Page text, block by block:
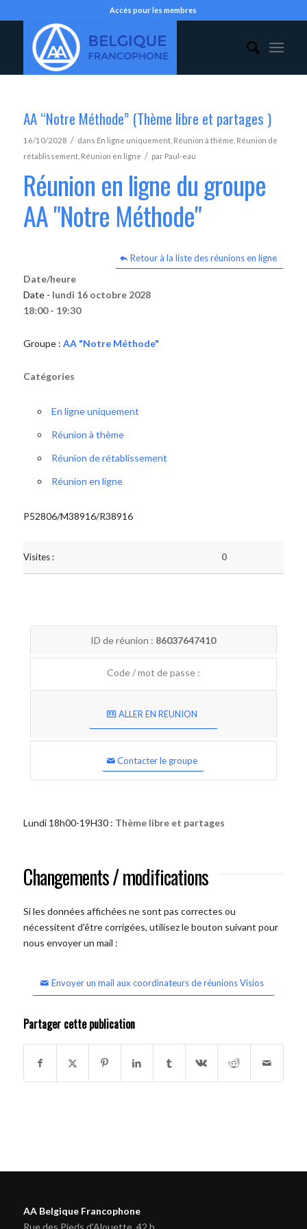
Accès pour les membres
AA “Notre Méthode” (Thème libre et partages )
16/10/2028 / dans En ligne uniquement, Réunion à thème Réunion de
rétablissement, Réunion en ligne / par Paul-eau
Réunion en ligne du groupe
AA "Notre Méthode"
Retour à la liste des réunions en ligne
Date/heure
Date - lundi 16 octobre 2028
18:00 - 19:30
Groupe : AA "Notre Méthode"
Catégories
En ligne uniquement
Réunion à thème
Réunion de rétablissement
Réunion en ligne
P52806/M38916/R38916
Visites : 0
ID de réunion : 86037647410
Code / mot de passe :
ALLER EN REUNION
Contacter le groupe
Lundi 18h00-19H30 : Thème libre et partages
Changements / modifications
Si les données affichées ne sont pas correctes ou
nécessitent d'être corrigées, utilisez le bouton suivant pour
nous envoyer un mail :
Envoyer un mail aux coordinateurs de réunions Visios
Partager cette publication
AA Belgique Francophone
Rue des Pieds d'Alouette, 42 b